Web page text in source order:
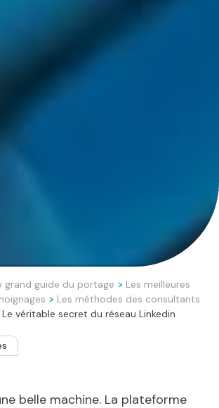
grand guide du portage > Les meilleures
> Les méthodes des consultants
Le véritable secret du réseau Linkedin
belle machine. La plateforme